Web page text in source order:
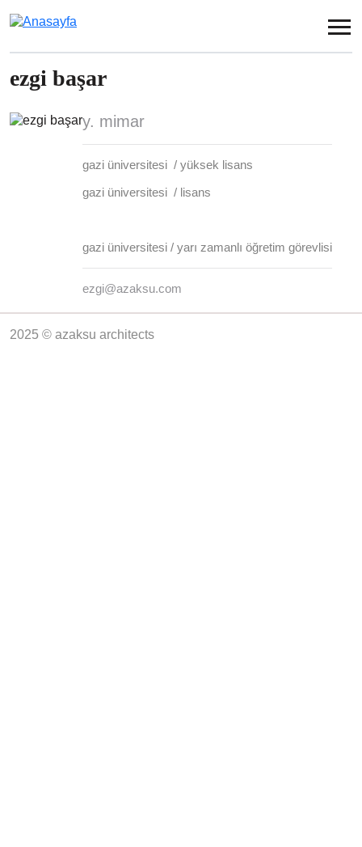
ezgi başar
y. mimar
gazi üniversitesi / yüksek lisans
gazi üniversitesi / lisans
gazi üniversitesi / yarı zamanlı öğretim görevlisi
ezgi@azaksu.com
2025 © azaksu architects